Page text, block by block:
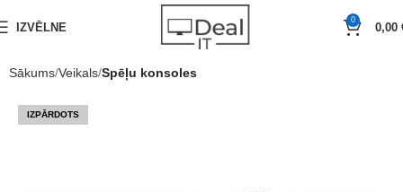
IZVĒLNE
0
0,00
Sākums Veikals Spēļu konsoles
IZPĀRDOTS